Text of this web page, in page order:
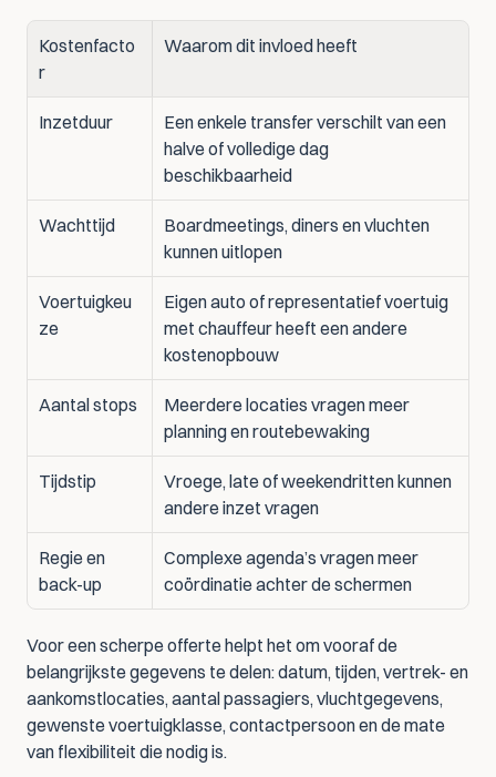
Kostenfacto
r
Waarom dit invloed heeft
Inzetduur
Een enkele transfer verschilt van een
halve of volledige dag
beschikbaarheid
Wachttijd
Boardmeetings, diners en vluchten
kunnen uitlopen
Voertuigkeu
ze
Eigen auto of representatief voertuig
met chauffeur heeft een andere
kostenopbouw
Aantal stops
Meerdere locaties vragen meer
planning en routebewaking
Tijdstip
Vroege, late of weekendritten kunnen
andere inzet vragen
Regie en
back-up
Complexe agenda’s vragen meer
coördinatie achter de schermen
Voor een scherpe offerte helpt het om vooraf de
belangrijkste gegevens te delen: datum, tijden, vertrek- en
aankomstlocaties, aantal passagiers, vluchtgegevens,
gewenste voertuigklasse, contactpersoon en de mate
van flexibiliteit die nodig is.